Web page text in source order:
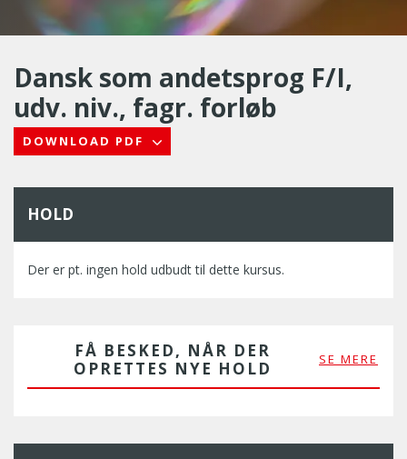
Dansk som andetsprog F/I,
udv. niv., fagr. forløb
DOWNLOAD PDF
HOLD
Der er pt. ingen hold udbudt til dette kursus.
FÅ BESKED, NÅR DER
OPRETTES NYE HOLD
SE MERE